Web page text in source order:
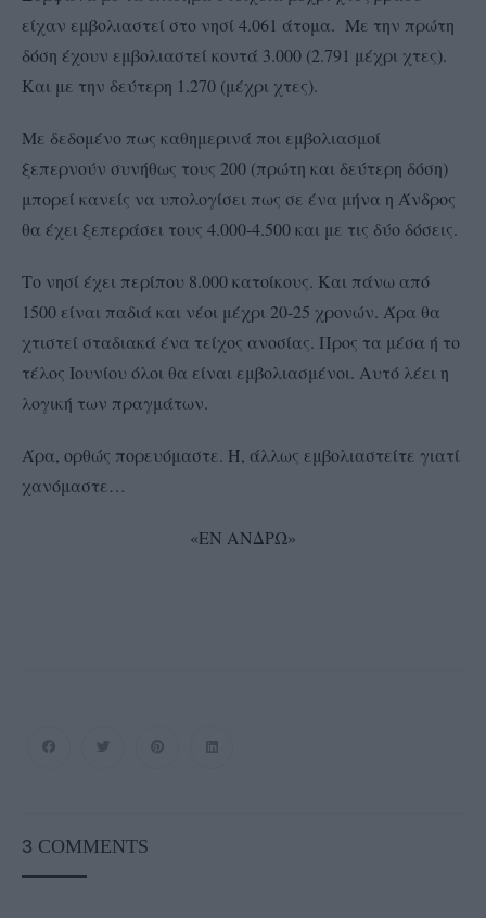
είχαν εμβολιαστεί στο νησί 4.061 άτομα. Με την πρώτη
δόση έχουν εμβολιαστεί κοντά 3.000 (2.791 μέχρι χτες).
Και με την δεύτερη 1.270 (μέχρι χτες).
Με δεδομένο πως καθημερινά ποι εμβολιασμοί
ξεπερνούν συνήθως τους 200 (πρώτη και δεύτερη δόση)
μπορεί κανείς να υπολογίσει πως σε ένα μήνα η Άνδρος
θα έχει ξεπεράσει τους 4.000-4.500 και με τις δύο δόσεις.
Το νησί έχει περίπου 8.000 κατοίκους. Και πάνω από
1500 είναι παδιά και νέοι μέχρι 20-25 χρονών. Άρα θα
χτιστεί σταδιακά ένα τείχος ανοσίας. Προς τα μέσα ή το
τέλος Ιουνίου όλοι θα είναι εμβολιασμένοι. Αυτό λέει η
λογική των πραγμάτων.
Άρα, ορθώς πορευόμαστε. Ή, άλλως εμβολιαστείτε γιατί
χανόμαστε…
«ΕΝ ΑΝΔΡΩ»
3 COMMENTS